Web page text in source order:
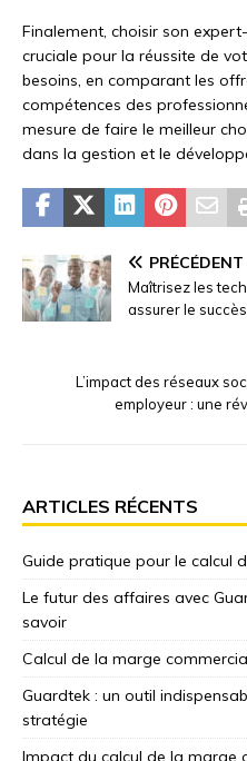
Finalement, choisir son
cruciale pour la réussite de
besoins, en comparant les
compétences des
mesure de faire le meilleur
dans la gestion et le
PRÉCÉDENT
Maîtrisez les
assurer le
L’impact des réseaux
employeur : une
ARTICLES RÉCENTS
Guide pratique pour le calcul
Le futur des affaires avec
savoir
Calcul de la marge
Guardtek : un outil
stratégie
Impact du calcul de la marge